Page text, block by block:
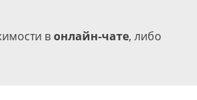
вонлайн-чате, либо